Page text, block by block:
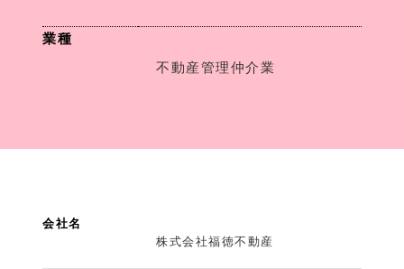
業種
不動産管理仲介業
会社名
株式会社福徳不動産